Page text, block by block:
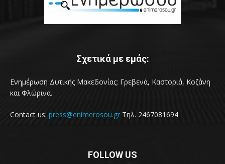
Σχετικά με εμάς:
Ενημέρωση Δυτικής Μακεδονίας: Γρεβενά, Καστοριά, Κοζάνη
και Φλώρινα.
Contact us: press@enimerosou.gr Τηλ. 2467081694
FOLLOW US